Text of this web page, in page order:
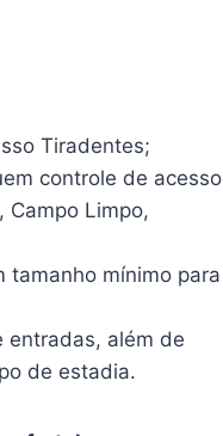
Tiradentes;
controle de acesso
Campo Limpo,
tamanho mínimo para
entradas, além de
de estadia.